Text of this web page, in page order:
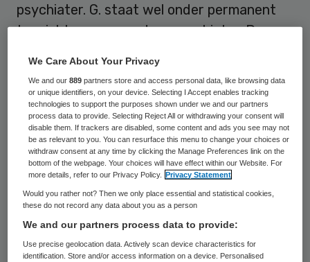
psychiater. G. staat wel onder permanent
toezicht van een andere psychiater. De
een tuchtzaak. Dat meldt de Volkskrant.
Volgens justitie stelde G. samen met collega
Jos G. jarenlangvalse diagnosesen zou hij
vervolgens uitkeringsgeld hebben geïnd.
Mogelijk zijn er met de kwestie 1600
cliënten en tientallen miljoenen euro
gemoeid. De inspectie die hem eerder op
non-actief zette, zegt niet bij machte te
zijn hem te stoppen. G. zelf ontkent in de
We Care About Your Privacy
We and our889 partners store and access personal data, like browsing data
or unique identifiers, on your device. Selecting I Accept enables tracking
technologies to support the purposes shown under we and our partners
process data to provide. Selecting Reject All or withdrawing your consent will
disable them. If trackers are disabled, some content and ads you see may not
be as relevant to you. You can resurface this menu to change your choices or
withdraw consent at any time by clicking the Manage Preferences link on the
bottom of the webpage. Your choices will have effect within our Website. For
more details, refer to our Privacy Policy.
Privacy Statement
Would you rather not? Then we only place essential and statistical cookies,
these do not record any data about you as a person
We and our partners process data to provide:
Use precise geolocation data. Actively scan device characteristics for
identification. Store and/or access information on a device. Personalised